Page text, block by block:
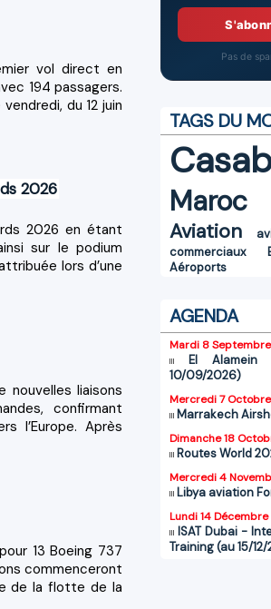
vol direct en
194 passagers.
du 12 juin
2026
2026 en étant
sur le podium
lors d’une
nouvelles liaisons
confirmant
l’Europe. Après
13 Boeing 737
commenceront
de la flotte de la
Pas de
TAGS DU
Maroc
Aviation
commerciaux
Aéroports
AGENDA
Mardi 8 Septembre
El Alamein
10/09/2026)
Mercredi 7 Octobre
Marrakech
Dimanche 18
Routes World
Mercredi 4
Libya aviation
Lundi 14 Décembre
ISAT Dubai -
Training (au 15/